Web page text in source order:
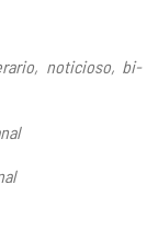
noticioso, bi-